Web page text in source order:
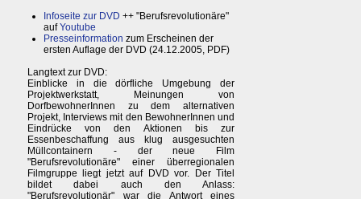
Infoseite zur DVD ++ "Berufsrevolutionäre"
aufYoutube
Presseinformation zum Erscheinen der
ersten Auflage der DVD (24.12.2005, PDF)
Langtext zur DVD:
Einblicke in die dörfliche Umgebung der
Projektwerkstatt, Meinungen von
DorfbewohnerInnen zu dem alternativen
Projekt, Interviews mit den BewohnerInnen und
Eindrücke von den Aktionen bis zur
Essenbeschaffung aus klug ausgesuchten
Müllcontainern - der neue Film
"Berufsrevolutionäre" einer überregionalen
Filmgruppe liegt jetzt auf DVD vor. Der Titel
bildet dabei auch den Anlass:
"Berufsrevolutionär" war die Antwort eines